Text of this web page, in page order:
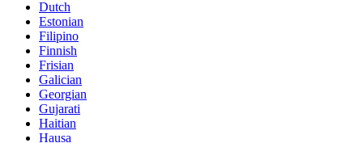
Dutch
Estonian
Filipino
Finnish
Frisian
Galician
Georgian
Gujarati
Haitian
Hausa